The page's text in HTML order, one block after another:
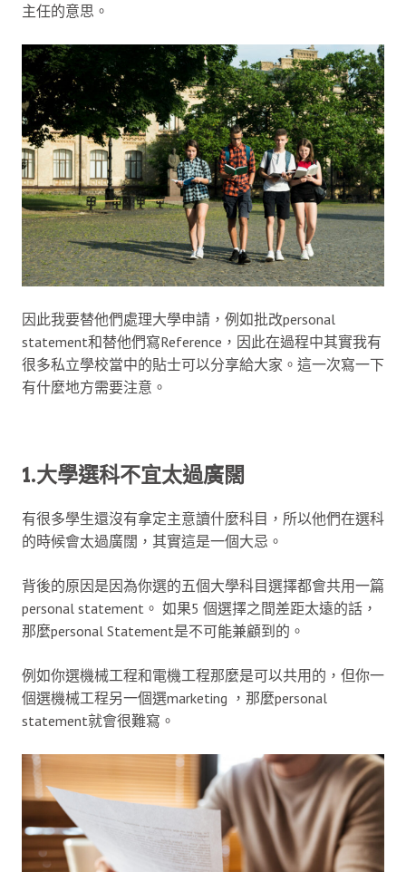
主任的意思。
因此我要替他們處理大學申請，例如批改personal
statement和替他們寫Reference，因此在過程中其實我有
很多私立學校當中的貼士可以分享給大家。這一次寫一下
有什麼地方需要注意。
1.大學選科不宜太過廣闊
有很多學生還沒有拿定主意讀什麼科目，所以他們在選科
的時候會太過廣闊，其實這是一個大忌。
背後的原因是因為你選的五個大學科目選擇都會共用一篇
personal statement。 如果5 個選擇之間差距太遠的話，
那麼personal Statement是不可能兼顧到的。
例如你選機械工程和電機工程那麼是可以共用的，但你一
個選機械工程另一個選marketing ，那麼personal
statement就會很難寫。